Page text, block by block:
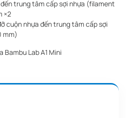
trung tâm cấp sợi nhựa (filament
×2
cuộn nhựa đến trung tâm cấp sợi
mm)